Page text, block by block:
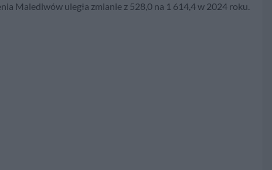
Malediwów uległa zmianie z 528,0 na 1 614,4 w 2024 roku.